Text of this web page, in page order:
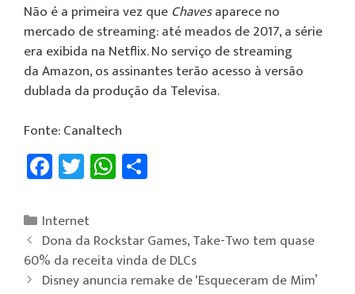
Não é a primeira vez que Chavesaparece no
mercado de streaming: até meados de 2017, a série
era exibida na Netflix. No serviço de streaming
daAmazon, os assinantes terão acesso à versão
dublada da produção da Televisa.
Fonte: Canaltech
Fa
ce
b
o
ok
T
wi
tt
er
W
h
sA
p
Internet
Dona da Rockstar Games, Take-Two tem quase
60% da receita vinda de DLCs
Disney anuncia remake de ‘Esqueceram de Mim’